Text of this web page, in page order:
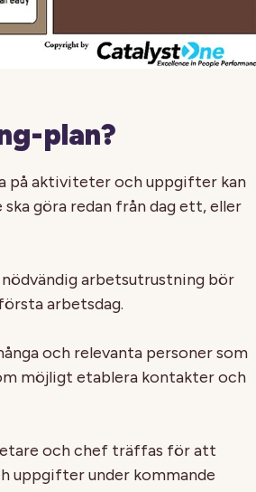
plan?
på aktiviteter och uppgifter kan
ska göra redan från dag ett, eller
arbetsutrustning bör
arbetsdag.
och relevanta personer som
möjligt etablera kontakter och
och chef träffas för att
uppgifter under kommande